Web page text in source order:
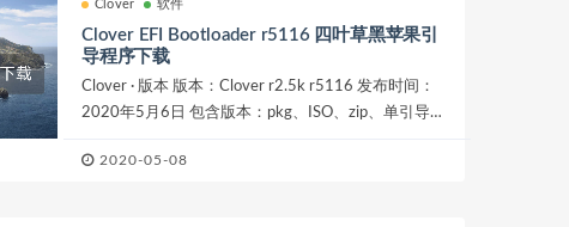
Clover 软件
Clover EFI Bootloader r5116 四叶草黑苹果引
导程序下载
Clover · 版本 版本：Clover r2.5k r5116 发布时间：
2020年5月6日 包含版本：pkg、ISO、zip、单引导文
2020-05-08